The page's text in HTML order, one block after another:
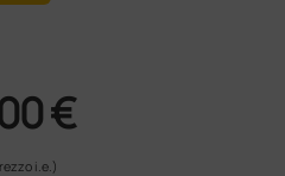
€
i.e.)